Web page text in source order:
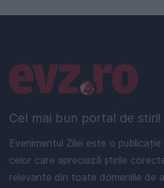
Cel mai bun portal de stiri!
Evenimentul Zilei este o
celor care apreciază știrile
relevante din toate domeniile de
Linkuri utile